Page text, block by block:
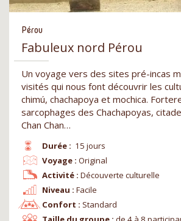
Pérou
Fabuleux nord Pérou
Un voyage vers des sites pré-incas
visités qui nous font découvrir les
chimú, chachapoya et mochica.
sarcophages des Chachapoyas,
Chan Chan…
Durée : 15 jours
Niveau : Facile
Voyage : Original
Confort : Standard
Activité : Découverte culturelle